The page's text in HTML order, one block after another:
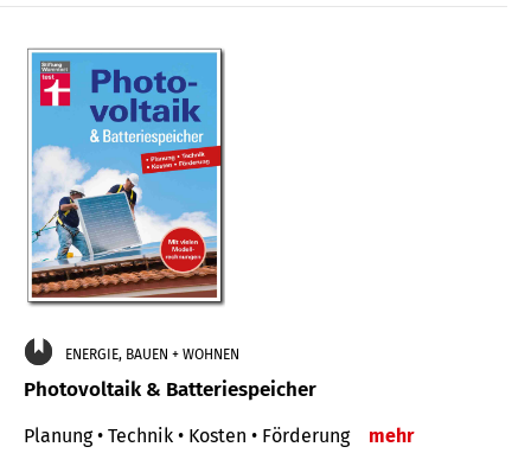
ENERGIE, BAUEN + WOHNEN
Photovoltaik & Batteriespeicher
Planung • Technik • Kosten • Förderung mehr